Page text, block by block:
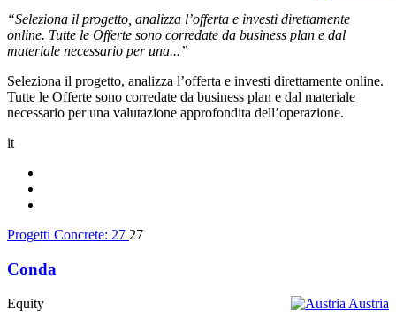
“Seleziona il progetto, analizza l’offerta e investi direttamente
online. Tutte le Offerte sono corredate da business plan e dal
materiale necessario per una...”
Seleziona il progetto, analizza l’offerta e investi direttamente online.
Tutte le Offerte sono corredate da business plan e dal materiale
necessario per una valutazione approfondita dell’operazione.
it
Progetti Concrete: 27 27
Conda
Austria
Equity